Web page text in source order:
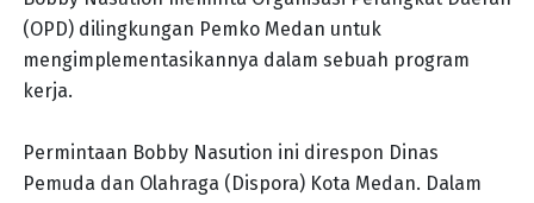
(OPD) dilingkungan Pemko Medan untuk
mengimplementasikannya dalam sebuah program
kerja.
Permintaan Bobby Nasution ini direspon Dinas
Pemuda dan Olahraga (Dispora) Kota Medan. Dalam